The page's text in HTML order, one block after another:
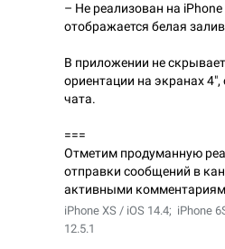
– Не реализован на
отображается белая
В приложении не
ориентации на экранах
чата.
===
Отметим продуманную
отправки сообщений в
активными
iPhone XS / iOS 14.4; iPhone
12.5.1